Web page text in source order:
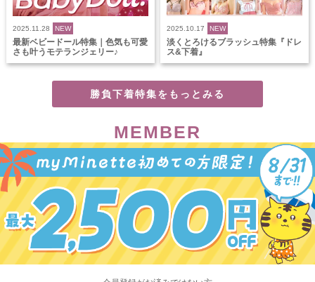
2025.11.28 NEW
最新ベビードール特集｜色気も可愛
さも叶うモテランジェリー♪
2025.10.17 NEW
淡くとろけるブラッシュ特集『ドレ
ス&下着』
勝負下着特集をもっとみる
MEMBER